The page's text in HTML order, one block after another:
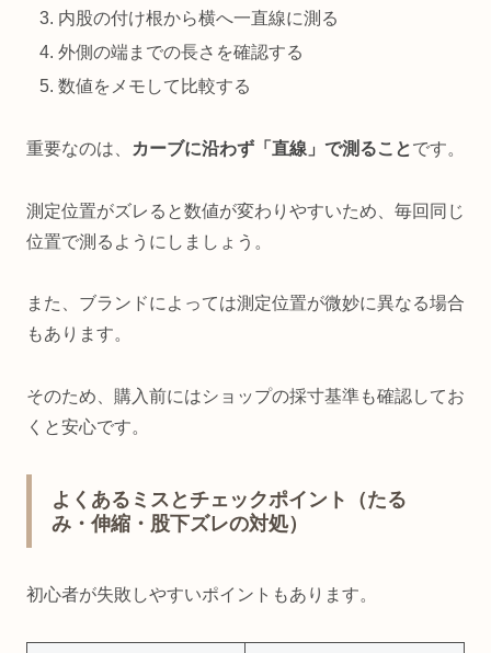
内股の付け根から横へ一直線に測る
外側の端までの長さを確認する
数値をメモして比較する
重要なのは、 カーブに沿わず「直線」で測ることです。
測定位置がズレると数値が変わりやすいため、毎回同じ
位置で測るようにしましょう。
また、ブランドによっては測定位置が微妙に異なる場合
もあります。
そのため、購入前にはショップの採寸基準も確認してお
くと安心です。
よくあるミスとチェックポイント（たる
み・伸縮・股下ズレの対処）
初心者が失敗しやすいポイントもあります。